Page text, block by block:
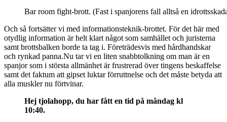
Bar room fight-brott. (Fast i spanjorens fall alltså en
Och så fortsätter vi med informationsteknik-brottet. För det här med
otydlig information är helt klart något som samhället och juristerna
samt brottsbalken borde ta tag i. Företrädesvis med hårdhandskar
och rynkad panna.Nu tar vi en liten snabbtolkning om man är en
spanjor som i största allmänhet är frustrerad över tingens beskaffelse
samt det faktum att gipset luktar förruttnelse och det måste betyda att
alla muskler nu förtvinar.
Hej tjolahopp, du har fått en tid på måndag kl
10:40.